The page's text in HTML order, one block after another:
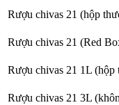
Rượu chivas 21 (hộp
Rượu chivas 21 (Red
Rượu chivas 21 1L (hộp
Rượu chivas 21 3L